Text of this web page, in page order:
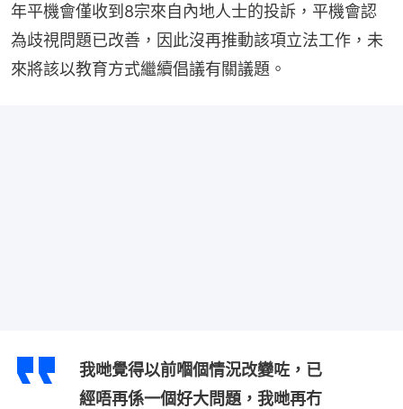
年平機會僅收到8宗來自內地人士的投訴，平機會認
為歧視問題已改善，因此沒再推動該項立法工作，未
來將該以教育方式繼續倡議有關議題。
我哋覺得以前嗰個情況改變咗，已
經唔再係一個好大問題，我哋再冇